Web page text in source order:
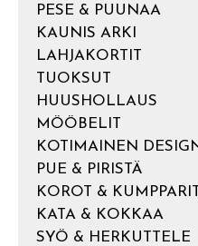
PESE & PUUNAA
KAUNIS ARKI
LAHJAKORTIT
TUOKSUT
HUUSHOLLAUS
MÖÖBELIT
KOTIMAINEN
PUE & PIRISTÄ
KOROT &
KATA & KOKKAA
SYÖ & HERKUTTELE